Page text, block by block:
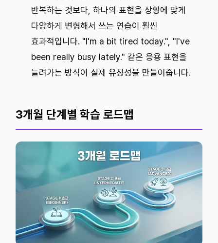
반복하는 것보다, 하나의 표현을 상황에 맞게
다양하게 변형해서 쓰는 연습이 훨씬
효과적입니다. "I'm a bit tired today.", "I've
been really busy lately." 같은 응용 표현을
늘려가는 방식이 실제 유창성을 만들어줍니다.
3개월 단계별 학습 로드맵